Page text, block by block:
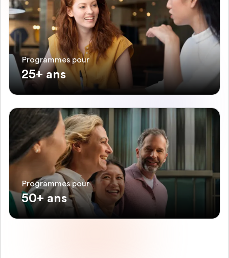
Programmes pour
25+ ans
Programmes pour
50+ ans